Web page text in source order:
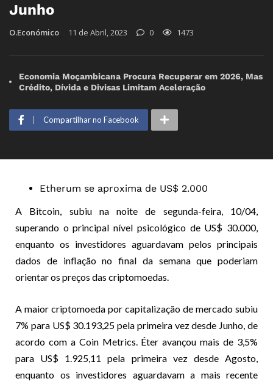
Junho
O.Económico 11 de Abril, 2023 0 1473
Economia Moçambicana Procura Recuperar em 2026, Mas
Crédito, Dívida e Divisas Limitam Aceleração
Compartilhar no Facebook
Etherum se aproxima de US$ 2.000
A Bitcoin, subiu na noite de segunda-feira, 10/04,
superando o principal nível psicológico de US$ 30.000,
enquanto os investidores aguardavam pelos principais
dados de inflação no final da semana que poderiam
orientar os preços das criptomoedas.
A maior criptomoeda por capitalização de mercado subiu
7% para US$ 30.193,25 pela primeira vez desde Junho, de
acordo com a Coin Metrics. Éter avançou mais de 3,5%
para US$ 1.925,11 pela primeira vez desde Agosto,
enquanto os investidores aguardavam a mais recente